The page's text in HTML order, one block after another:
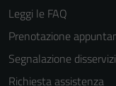
Leggi le FAQ
Prenotazione
Segnalazione
Richiesta assistenza